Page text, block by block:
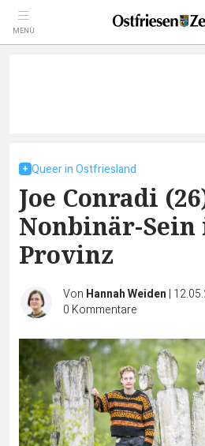
MENÜ
Queer in Ostfriesland
Joe Conradi
Nonbinär-Sein
Provinz
Von Hannah Weiden |
0 Kommentare